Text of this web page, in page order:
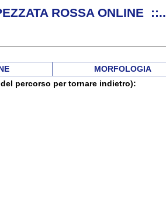
ROSSA ONLINE ::..
MORFOLOGIA
percorso per tornare indietro):